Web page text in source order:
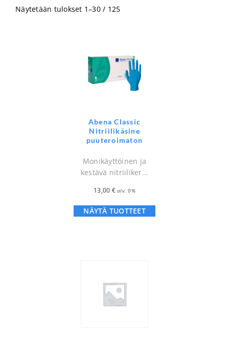
Näytetään tulokset 1–30 / 125
Abena Classic
Nitriilikäsine
puuteroimaton
Monikäyttöinen ja
kestävä nitriiliker...
13,00 € alv. 0%
NÄYTÄ TUOTTEET